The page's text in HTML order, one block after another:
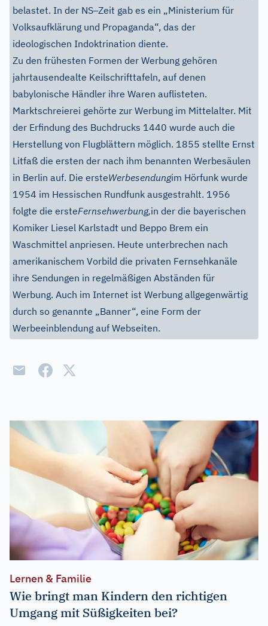
belastet. In der NS–Zeit gab es ein „Ministerium für
Volksaufklärung und Propaganda“, das der
ideologischen Indoktrination diente.
Zu den frühesten Formen der Werbung gehören
jahrtausendealte Keilschrifttafeln, auf denen
babylonische Händler ihre Waren auflisteten.
Marktschreierei gehörte zur Werbung im Mittelalter. Mit
der Erfindung des Buchdrucks 1440 wurde auch die
Herstellung von Flugblättern möglich. 1855 stellte Ernst
Litfaß die ersten der nach ihm benannten Werbesäulen
in Berlin auf. Die ersteWerbesendungim Hörfunk wurde
1954 im Hessischen Rundfunk ausgestrahlt. 1956
folgte die ersteFernsehwerbung,in der die bayerischen
Komiker Liesel Karlstadt und Beppo Brem ein
Waschmittel anpriesen. Heute unterbrechen nach
amerikanischem Vorbild die privaten Fernsehkanäle
ihre Sendungen in regelmäßigen Abständen für
Werbung. Auch im Internet ist Werbung allgegenwärtig
durch so genannte „Banner“, eine Form der
Werbeeinblendung auf Webseiten.
Lernen & Familie
Wie bringt man Kindern den richtigen
Umgang mit Süßigkeiten bei?